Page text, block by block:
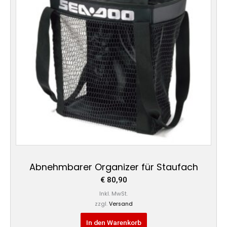
Abnehmbarer Organizer für Staufach
€80,90
Inkl. MwSt.
zzgl. Versand
In den Warenkorb